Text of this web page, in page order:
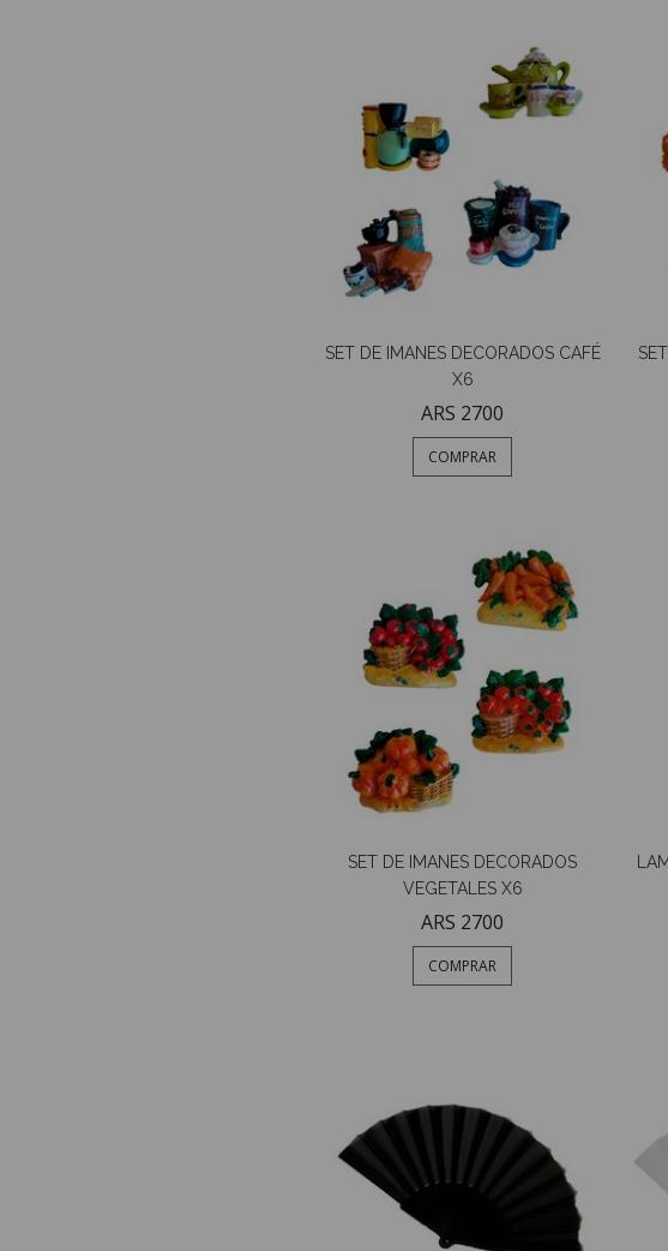
SET DE IMANES DECORADOS CAFÉ
X6
ARS 2700
COMPRAR
SET DE IMANES DECORADOS
VEGETALES X6
ARS 2700
COMPRAR